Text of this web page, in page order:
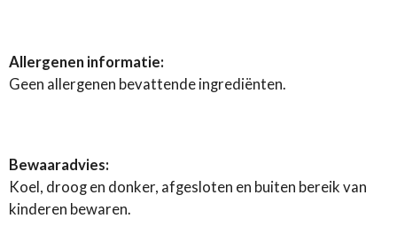
Allergenen informatie:
Geen allergenen bevattende ingrediënten.
Bewaaradvies:
Koel, droog en donker, afgesloten en buiten bereik van
kinderen bewaren.